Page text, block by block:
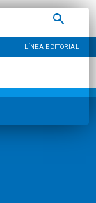
LÍNEA EDITORIAL